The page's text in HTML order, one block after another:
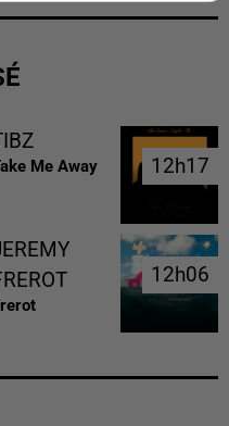
Me Away 12h17
12h17
12h06
12h06